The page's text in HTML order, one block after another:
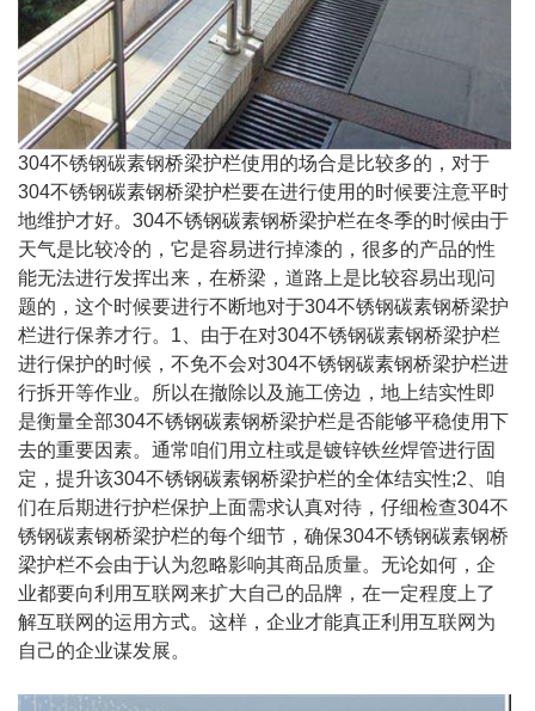
304不锈钢碳素钢桥梁护栏使用的场合是比较多的，对于
304不锈钢碳素钢桥梁护栏要在进行使用的时候要注意平时
地维护才好。304不锈钢碳素钢桥梁护栏在冬季的时候由于
天气是比较冷的，它是容易进行掉漆的，很多的产品的性
能无法进行发挥出来，在桥梁，道路上是比较容易出现问
题的，这个时候要进行不断地对于304不锈钢碳素钢桥梁护
栏进行保养才行。1、由于在对304不锈钢碳素钢桥梁护栏
进行保护的时候，不免不会对304不锈钢碳素钢桥梁护栏进
行拆开等作业。所以在撤除以及施工傍边，地上结实性即
是衡量全部304不锈钢碳素钢桥梁护栏是否能够平稳使用下
去的重要因素。通常咱们用立柱或是镀锌铁丝焊管进行固
定，提升该304不锈钢碳素钢桥梁护栏的全体结实性;2、咱
们在后期进行护栏保护上面需求认真对待，仔细检查304不
锈钢碳素钢桥梁护栏的每个细节，确保304不锈钢碳素钢桥
梁护栏不会由于认为忽略影响其商品质量。无论如何，企
业都要向利用互联网来扩大自己的品牌，在一定程度上了
解互联网的运用方式。这样，企业才能真正利用互联网为
自己的企业谋发展。